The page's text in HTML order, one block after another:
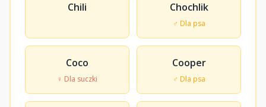
Chili Chochlik
♂ Dla psa
Coco
♀ Dla suczki
Cooper
♂ Dla psa